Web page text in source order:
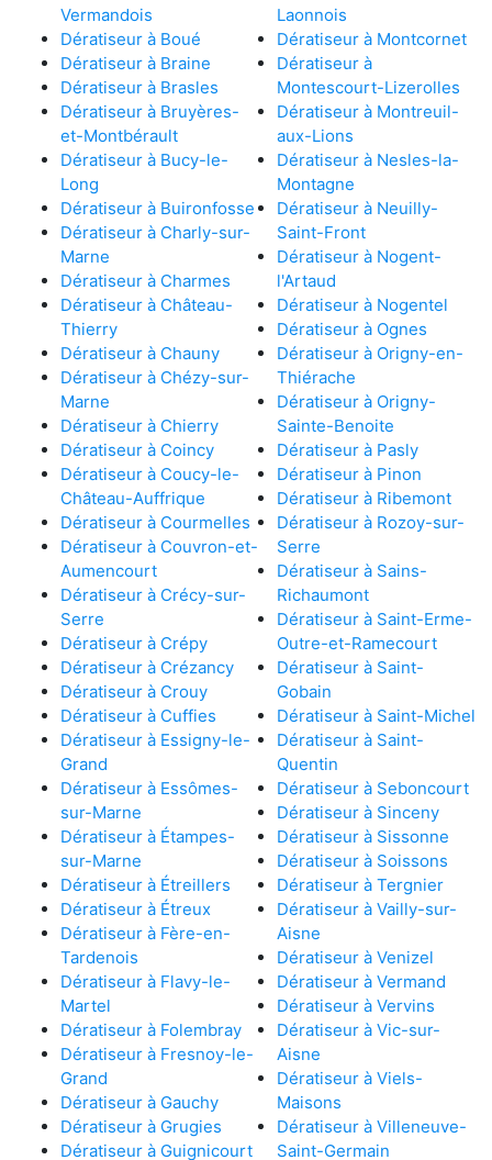
Vermandois
Dératiseur à Boué
Dératiseur à Braine
Dératiseur à Brasles
Dératiseur à Bruyères-
et-Montbérault
Dératiseur à Bucy-le-
Long
Dératiseur à Buironfosse
Dératiseur à Charly-sur-
Marne
Dératiseur à Charmes
Dératiseur à Château-
Thierry
Dératiseur à Chauny
Dératiseur à Chézy-sur-
Marne
Dératiseur à Chierry
Dératiseur à Coincy
Dératiseur à Coucy-le-
Château-Auffrique
Dératiseur à Courmelles
Dératiseur à Couvron-et-
Aumencourt
Dératiseur à Crécy-sur-
Serre
Dératiseur à Crépy
Dératiseur à Crézancy
Dératiseur à Crouy
Dératiseur à Cuffies
Dératiseur à Essigny-le-
Grand
Dératiseur à Essômes-
sur-Marne
Dératiseur à Étampes-
sur-Marne
Dératiseur à Étreillers
Dératiseur à Étreux
Dératiseur à Fère-en-
Tardenois
Dératiseur à Flavy-le-
Martel
Dératiseur à Folembray
Dératiseur à Fresnoy-le-
Grand
Dératiseur à Gauchy
Dératiseur à Grugies
Dératiseur à Guignicourt
Laonnois
Dératiseur à Montcornet
Dératiseur à
Montescourt-Lizerolles
Dératiseur à Montreuil-
aux-Lions
Dératiseur à Nesles-la-
Montagne
Dératiseur à Neuilly-
Saint-Front
Dératiseur à Nogent-
l'Artaud
Dératiseur à Nogentel
Dératiseur à Ognes
Dératiseur à Origny-en-
Thiérache
Dératiseur à Origny-
Sainte-Benoite
Dératiseur à Pasly
Dératiseur à Pinon
Dératiseur à Ribemont
Dératiseur à Rozoy-sur-
Serre
Dératiseur à Sains-
Richaumont
Dératiseur à Saint-Erme-
Outre-et-Ramecourt
Dératiseur à Saint-
Gobain
Dératiseur à Saint-Michel
Dératiseur à Saint-
Quentin
Dératiseur à Seboncourt
Dératiseur à Sinceny
Dératiseur à Sissonne
Dératiseur à Soissons
Dératiseur à Tergnier
Dératiseur à Vailly-sur-
Aisne
Dératiseur à Venizel
Dératiseur à Vermand
Dératiseur à Vervins
Dératiseur à Vic-sur-
Aisne
Dératiseur à Viels-
Maisons
Dératiseur à Villeneuve-
Saint-Germain